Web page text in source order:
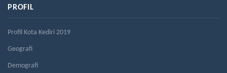
PROFIL
Profil Kota Kediri 2019
Geografi
Demografi